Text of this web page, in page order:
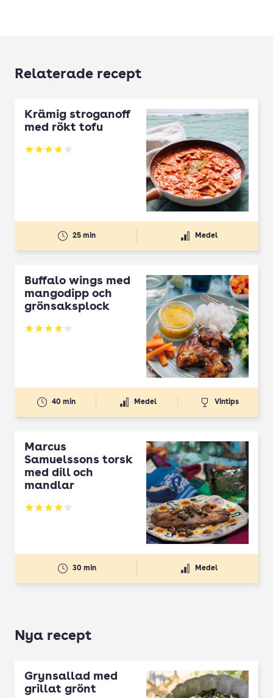
Relaterade recept
Krämig stroganoff
med rökt tofu
Betyg: 3.87 av 5
25 min Medel
Buffalo wings med
mangodipp och
grönsaksplock
Betyg: 4.2 av 5
40 min Medel Vintips
Marcus
Samuelssons torsk
med dill och
mandlar
Betyg: 4.17 av 5
30 min Medel
Nya recept
Grynsallad med
grillat grönt